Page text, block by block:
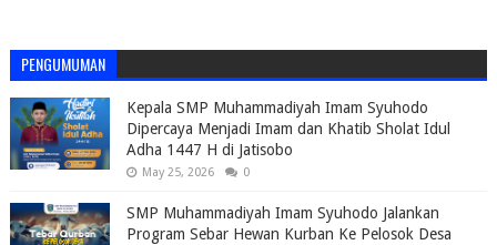
PENGUMUMAN
Kepala SMP Muhammadiyah Imam Syuhodo
Dipercaya Menjadi Imam dan Khatib Sholat Idul
Adha 1447 H di Jatisobo
May 25, 2026 0
SMP Muhammadiyah Imam Syuhodo Jalankan
Program Sebar Hewan Kurban Ke Pelosok Desa